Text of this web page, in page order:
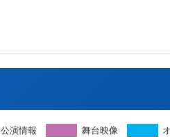
公演情報 舞台映像